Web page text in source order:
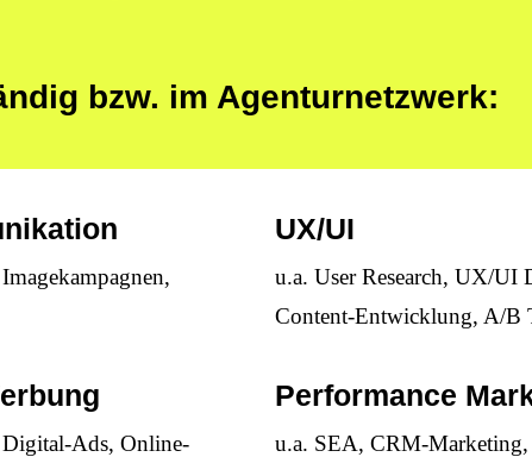
bzw. im Agenturnetzwerk:
Ads, Online-
UX/UI
u.a. User Research, UX/UI
Content-Entwicklung, A/B
Performance
u.a. SEA, CRM-